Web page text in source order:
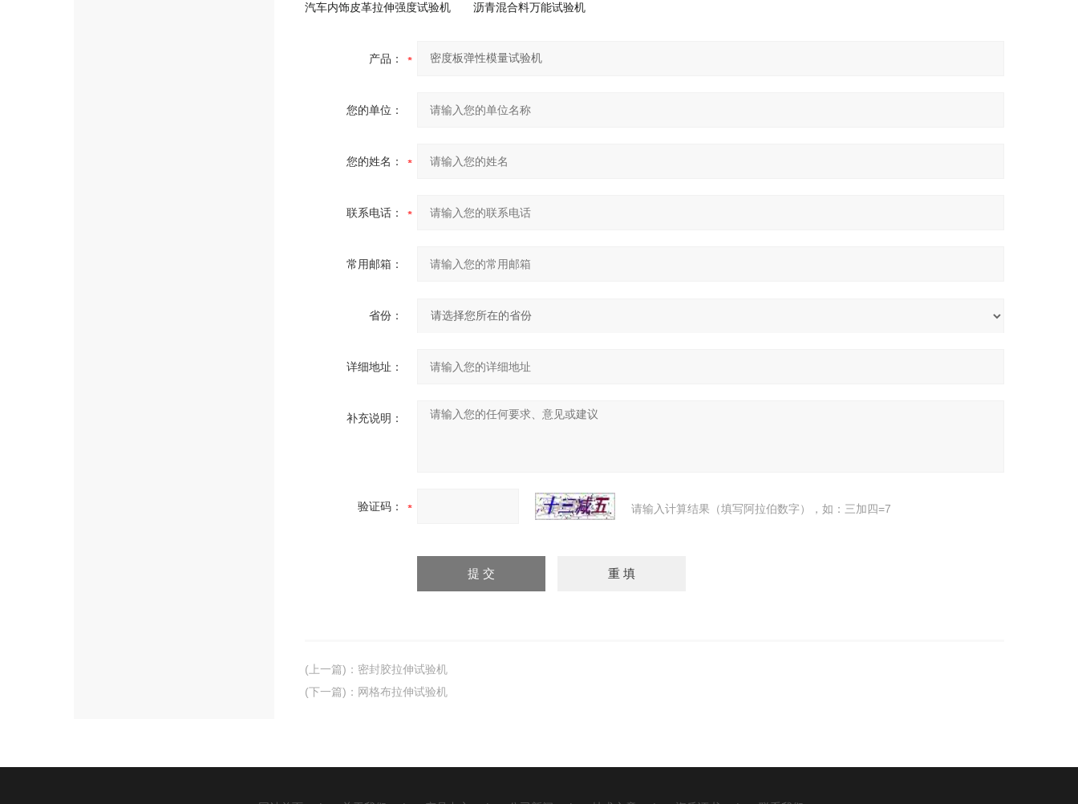
汽车内饰皮革拉伸强度试验机
沥青混合料万能试验机
产品：
您的单位：
您的姓名：
联系电话：
常用邮箱：
省份：
详细地址：
补充说明：
验证码： 请输入计算结果（填写阿拉伯数字），如：三加四=7
(上一篇) ： 密封胶拉伸试验机
(下一篇) ： 网格布拉伸试验机